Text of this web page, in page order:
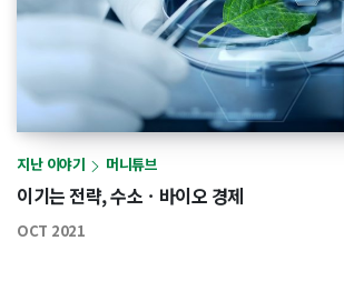
지난 이야기 머니튜브
이기는 전략, 수소ㆍ바이오 경제
OCT 2021